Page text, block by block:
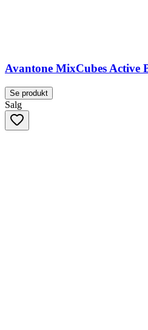
Avantone MixCubes Active
Se produkt
Salg